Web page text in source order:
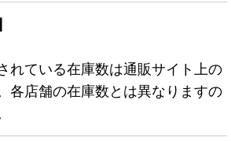
れている在庫数は通販サイト上の
各店舗の在庫数とは異なりますの